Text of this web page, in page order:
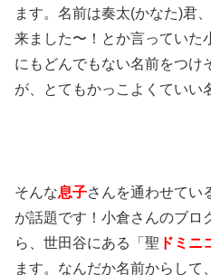
ます。名前は奏太(かなた)君
来ました〜！とか言っていた
にもどんでもない名前をつけ
が、とてもかっこよくていい
そんな息子さんを通わせてい
が話題です！小倉さんのブロ
ら、世田谷にある「聖 ドミニ
ます。なんだか名前からして